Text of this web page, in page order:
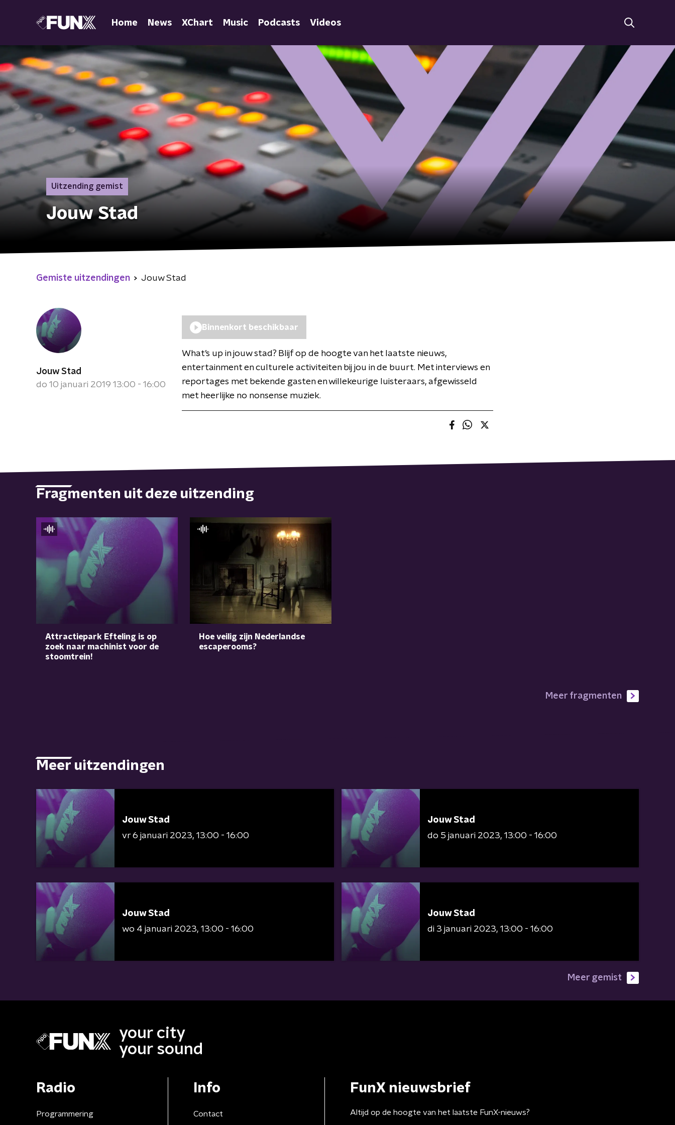
Home News XChart Music Podcasts Videos
Uitzending gemist
Jouw Stad
Gemiste uitzendingen Jouw Stad
Jouw Stad
do 10 januari 2019 13:00 - 16:00
Binnenkort beschikbaar
What’s up in jouw stad? Blijf op de hoogte van het laatste nieuws,
entertainment en culturele activiteiten bij jou in de buurt. Met interviews en
reportages met bekende gasten en willekeurige luisteraars, afgewisseld
met heerlijke no nonsense muziek.
Fragmenten uit deze uitzending
Attractiepark Efteling is op
zoek naar machinist voor de
stoomtrein!
Hoe veilig zijn Nederlandse
escaperooms?
Meer fragmenten
Meer uitzendingen
Jouw Stad
vr 6 januari 2023 13:00 - 16:00
Jouw Stad
do 5 januari 2023 13:00 - 16:00
Jouw Stad
wo 4 januari 2023 13:00 - 16:00
Jouw Stad
di 3 januari 2023 13:00 - 16:00
Meer gemist
your city
your sound
Radio
Programmering
Info
Contact
FunX nieuwsbrief
Altijd op de hoogte van het laatste FunX-nieuws?